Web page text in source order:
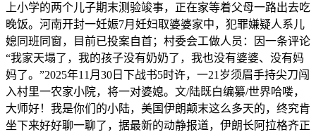
上小学的两个儿子期末测验竣事，正在家等着父母一路出去吃
晚饭。河南开封一妊娠7月妊妇取婆婆家中，犯罪嫌疑人系儿
媳同班同窗，目前已投案自首；村委会工做人员：因一条评论
“我家天塌了，我的孩子没有奶奶了，我也没有婆婆、没有妈
妈了。”2025年11月30日下战书5时许，一21岁须眉手持尖刀闯
入村里一农家小院，将一对婆媳。文/陆既白编纂/世界哈喽，
大师好！我是你们的小陆，美国伊朗颠末这么多天的，终究肯
坐下来好好聊一聊了，据最新的动静报道，伊朗长阿拉格齐正